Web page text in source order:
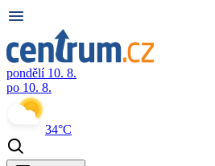
pondělí 10. 8.
po 10. 8.
34°C